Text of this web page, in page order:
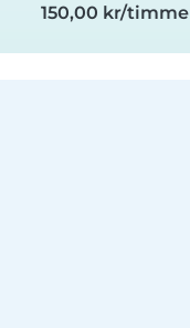
150,00 kr/timme